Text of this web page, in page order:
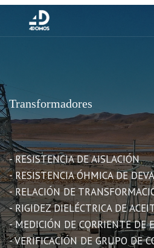
Transformadores
- RESISTENCIA DE AISLACIÓN
- RESISTENCIA ÓHMICA DE
- RELACIÓN DE
- RIGIDEZ DIELÉCTRICA DE
- MEDICIÓN DE CORRIENTE DE
- VERIFICACIÓN DE GRUPO DE